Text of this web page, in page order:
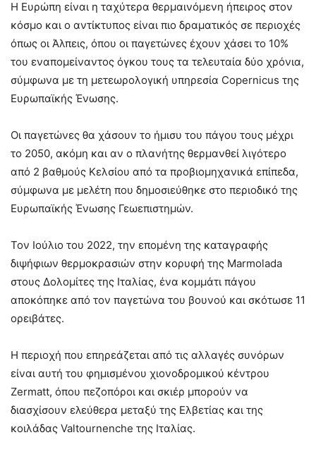
Η Ευρώπη είναι η ταχύτερα θερμαινόμενη ήπειρος στον
κόσμο και ο αντίκτυπος είναι πιο δραματικός σε περιοχές
όπως οι Άλπεις, όπου οι παγετώνες έχουν χάσει το 10%
του εναπομείναντος όγκου τους τα τελευταία δύο χρόνια,
σύμφωνα με τη μετεωρολογική υπηρεσία Copernicus της
Ευρωπαϊκής Ένωσης.
Οι παγετώνες θα χάσουν το ήμισυ του πάγου τους μέχρι
το 2050, ακόμη και αν ο πλανήτης θερμανθεί λιγότερο
από 2 βαθμούς Κελσίου από τα προβιομηχανικά επίπεδα,
σύμφωνα με μελέτη που δημοσιεύθηκε στο περιοδικό της
Ευρωπαϊκής Ένωσης Γεωεπιστημών.
Τον Ιούλιο του 2022, την επομένη της καταγραφής
διψήφιων θερμοκρασιών στην κορυφή της Marmolada
στους Δολομίτες της Ιταλίας, ένα κομμάτι πάγου
αποκόπηκε από τον παγετώνα του βουνού και σκότωσε 11
ορειβάτες.
Η περιοχή που επηρεάζεται από τις αλλαγές συνόρων
είναι αυτή του φημισμένου χιονοδρομικού κέντρου
Zermatt, όπου πεζοπόροι και σκιέρ μπορούν να
διασχίσουν ελεύθερα μεταξύ της Ελβετίας και της
κοιλάδας Valtournenche της Ιταλίας.